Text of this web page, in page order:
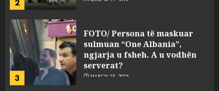
3
FOTO/ Persona të maskuar
sulmuan “One Albania”,
ngjarja u fsheh. A u vodhën
serverat?
MARCH 25, 2025